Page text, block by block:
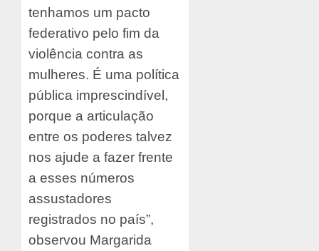
tenhamos um pacto
federativo pelo fim da
violência contra as
mulheres. É uma política
pública imprescindível,
porque a articulação
entre os poderes talvez
nos ajude a fazer frente
a esses números
assustadores
registrados no país”,
observou Margarida